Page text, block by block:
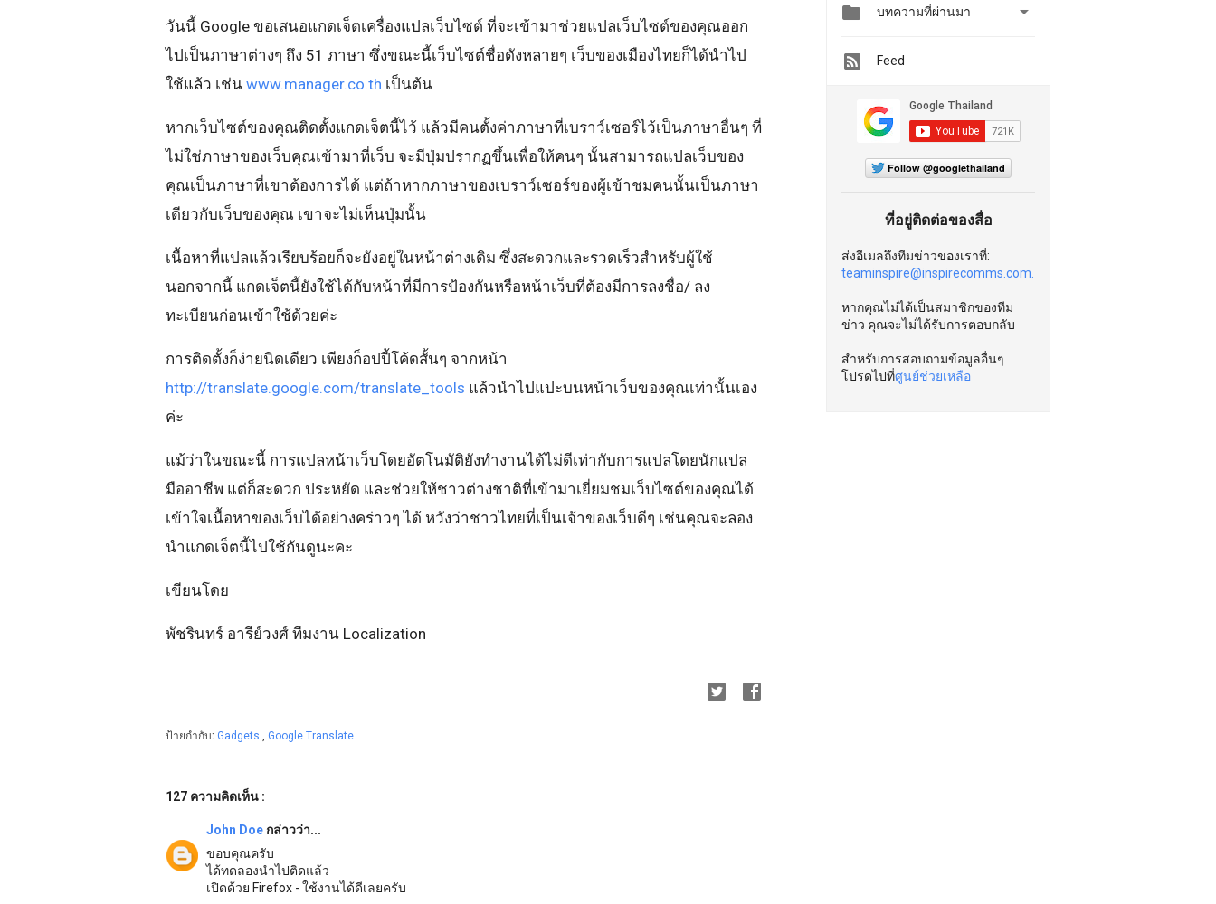
วันนี้ Google ขอเสนอแกดเจ็ตเครื่องแปลเว็บไซต์ ที่จะเข้ามาช่วยแปลเว็บไซต์ของคุณออก
ไปเป็นภาษาต่างๆ ถึง 51 ภาษา ซึ่งขณะนี้เว็บไซต์ชื่อดังหลายๆ เว็บของเมืองไทยก็ได้นำไป
ใช้แล้ว เช่น www.manager.co.th เป็นต้น
หากเว็บไซต์ของคุณติดตั้งแกดเจ็ตนี้ไว้ แล้วมีคนตั้งค่าภาษาที่เบราว์เซอร์ไว้เป็นภาษาอื่นๆ ที่
ไม่ใช่ภาษาของเว็บคุณเข้ามาที่เว็บ จะมีปุ่มปรากฏขึ้นเพื่อให้คนๆ นั้นสามารถแปลเว็บของ
คุณเป็นภาษาที่เขาต้องการได้ แต่ถ้าหากภาษาของเบราว์เซอร์ของผู้เข้าชมคนนั้นเป็นภาษา
เดียวกับเว็บของคุณ เขาจะไม่เห็นปุ่มนั้น
เนื้อหาที่แปลแล้วเรียบร้อยก็จะยังอยู่ในหน้าต่างเดิม ซึ่งสะดวกและรวดเร็วสำหรับผู้ใช้
นอกจากนี้ แกดเจ็ตนี้ยังใช้ได้กับหน้าที่มีการป้องกันหรือหน้าเว็บที่ต้องมีการลงชื่อ/ ลง
ทะเบียนก่อนเข้าใช้ด้วยค่ะ
การติดตั้งก็ง่ายนิดเดียว เพียงก็อปปี้โค้ดสั้นๆ จากหน้า
http://translate.google.com/translate_tools แล้วนำไปแปะบนหน้าเว็บของคุณเท่านั้นเอง
ค่ะ
แม้ว่าในขณะนี้ การแปลหน้าเว็บโดยอัตโนมัติยังทำงานได้ไม่ดีเท่ากับการแปลโดยนักแปล
มืออาชีพ แต่ก็สะดวก ประหยัด และช่วยให้ชาวต่างชาติที่เข้ามาเยี่ยมชมเว็บไซต์ของคุณได้
เข้าใจเนื้อหาของเว็บได้อย่างคร่าวๆ ได้ หวังว่าชาวไทยที่เป็นเจ้าของเว็บดีๆ เช่นคุณจะลอง
นำแกดเจ็ตนี้ไปใช้กันดูนะคะ
เขียนโดย
พัชรินทร์ อารีย์วงศ์ ทีมงาน Localization
ป้ายกำกับ: Gadgets , Google Translate
127 ความคิดเห็น :
John Doe กล่าวว่า...
ขอบคุณครับ
ได้ทดลองนำไปติดแล้ว
เปิดด้วย Firefox - ใช้งานได้ดีเลยครับ
 บทความที่ผ่านมา 
Feed
Follow @googlethailand
ที่อยู่ติดต่อของสื่อ
ส่งอีเมลถึงทีมข่าวของเราที่:
teaminspire@inspirecomms.com.
หากคุณไม่ได้เป็นสมาชิกของทีม
ข่าว คุณจะไม่ได้รับการตอบกลับ
สำหรับการสอบถามข้อมูลอื่นๆ
โปรดไปที่ศูนย์ช่วยเหลือ